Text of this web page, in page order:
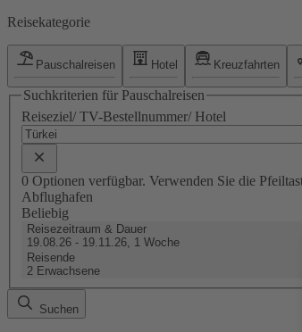
Reisekategorie
Pauschalreisen Hotel Kreuzfahrten
Suchkriterien für Pauschalreisen
Reiseziel/ TV-Bestellnummer/ Hotel
0 Optionen verfügbar. Verwenden Sie die
Abflughafen
Beliebig
Reisezeitraum & Dauer
19.08.26 - 19.11.26, 1 Woche
Reisende
2 Erwachsene
Suchen